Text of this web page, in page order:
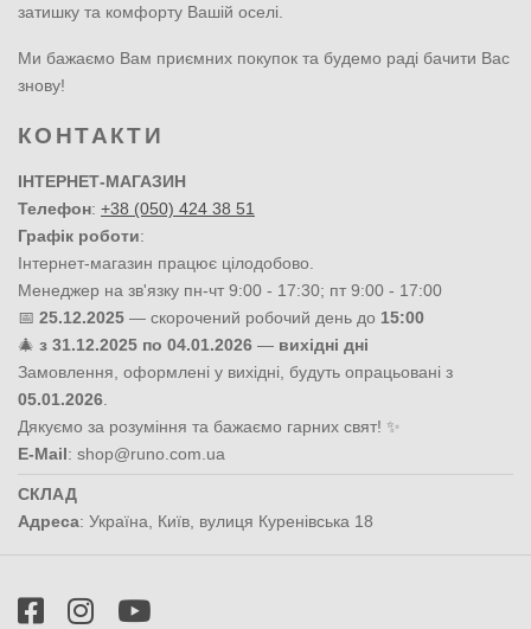
затишку та комфорту Вашій оселі.
Ми бажаємо Вам приємних покупок та будемо раді бачити Вас
знову!
КОНТАКТИ
ІНТЕРНЕТ-МАГАЗИН
Телефон: +38 (050) 424 38 51
Графік роботи:
Інтернет-магазин працює цілодобово.
Менеджер на зв'язку пн-чт 9:00 - 17:30; пт 9:00 - 17:00
📅 25.12.2025 — скорочений робочий день до 15:00
🎄 з 31.12.2025 по 04.01.2026 — вихідні дні
Замовлення, оформлені у вихідні, будуть опрацьовані з
05.01.2026.
Дякуємо за розуміння та бажаємо гарних свят! ✨
E-Mail: shop@runo.com.ua
СКЛАД
Адреса: Україна Київ вулиця Куренівська 18